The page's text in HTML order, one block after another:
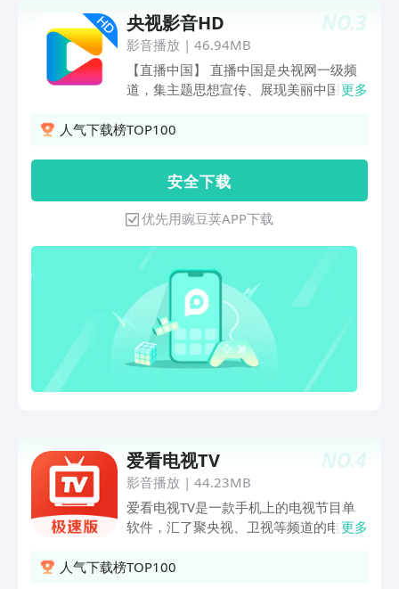
NO.3
央视影音HD
影音播放 | 46.94MB
【直播中国】 直播中国是央视网一级频
道，集主题思想宣传、展现美丽中国、城
等于一体，运用5G+4K+AI最新的网络及
传报道 【典籍里的中国】 《典籍里的中
国》作为总台重点文化类创新节目，聚焦
中华优秀文化典籍，从中甄选最值得讲述
的优秀传统文化作品，以“文化节目+戏剧
+影视化”的方式，讲述典籍的成书、核心
思想以及流转中的闪亮故事，让书写在典
籍里的文字“活”起来，展现典籍里蕴含的
中国智慧、中国精神和中国价值。 【经
典咏流传】 本季节目延续“和诗以歌”的原
创模式，一是升华立意，节目立足“两个
百年”奋斗目标的历史交汇点，寻找华夏
扬中华民族精神。 【央视影音观影团】
央视影音观影团旨在打造大型影视作品现
场互动活动。通过影片宣发方式，每月招
募观众，组织观影。现场与主创团队或业
视为品牌背书，提升影片品牌传播力度，
更多
人气下载榜TOP100
安 全 下 载
优先用豌豆荚APP下载
NO.4
爱看电视TV
影音播放 | 44.23MB
爱看电视TV是一款手机上的电视节目单
软件，汇了聚央视、卫视等频道的电视节
闻、综艺等热门节目的节目时间。爱看电
更多
人气下载榜TOP100